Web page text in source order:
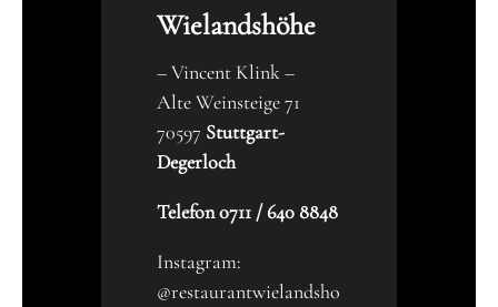
Wielandshöhe
– Vincent Klink –
Alte Weinsteige 71
70597 Stuttgart-
Degerloch
Telefon 0711 / 640 8848
Instagram:
@restaurantwielandsho